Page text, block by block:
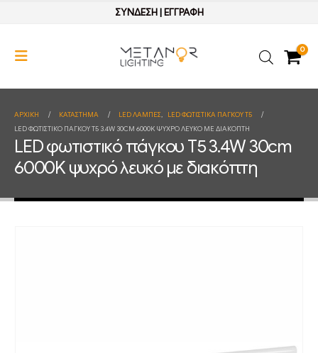
ΣΥΝΔΕΣΗ| ΕΓΓΡΑΦΗ
0
ΑΡΧΙΚΉ ΚΑΤΆΣΤΗΜΑ LED ΛΑΜΠΕΣ,
LED ΦΩΤΙΣΤΙΚΑ ΠΑΓΚΟΥ T5
LED ΦΩΤΙΣΤΙΚΌ ΠΆΓΚΟΥ T5 3.4W 30CM 6000K ΨΥΧΡΌ ΛΕΥΚΌ ΜΕ ΔΙΑΚΌΠΤΗ
LED φωτιστικό πάγκου T5 3.4W 30cm
6000K ψυχρό λευκό με διακόπτη